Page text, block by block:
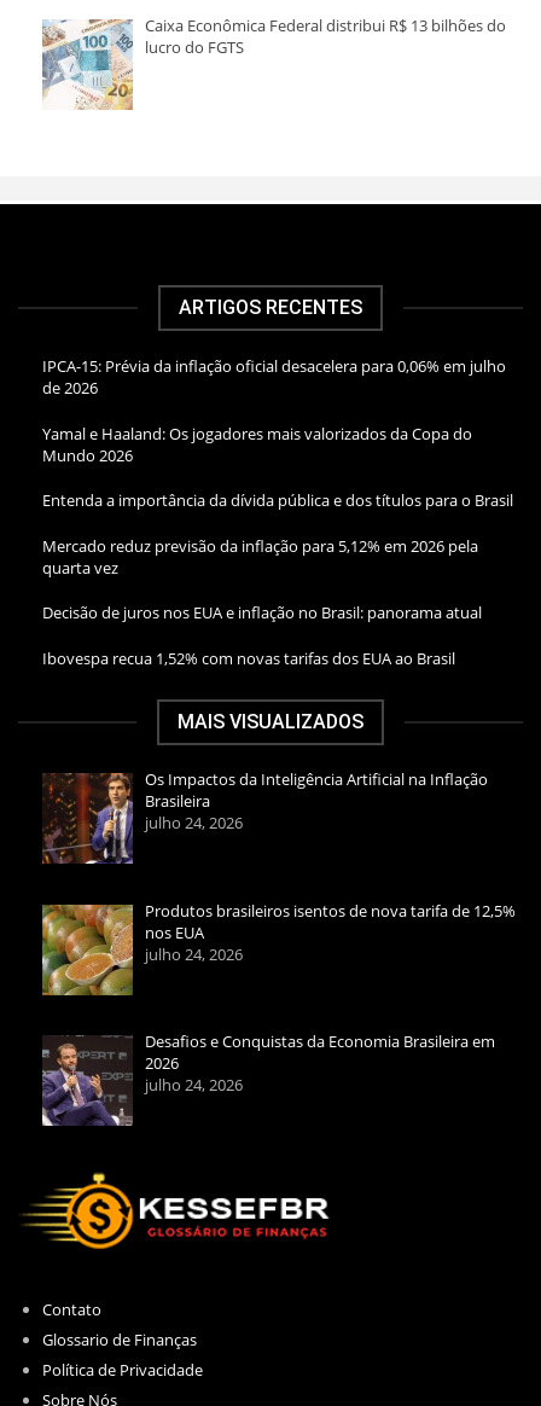
Caixa Econômica Federal distribui R$ 13 bilhões do
lucro do FGTS
ARTIGOS RECENTES
IPCA-15: Prévia da inflação oficial desacelera para 0,06% em julho
de 2026
Yamal e Haaland: Os jogadores mais valorizados da Copa do
Mundo 2026
Entenda a importância da dívida pública e dos títulos para o Brasil
Mercado reduz previsão da inflação para 5,12% em 2026 pela
quarta vez
Decisão de juros nos EUA e inflação no Brasil: panorama atual
Ibovespa recua 1,52% com novas tarifas dos EUA ao Brasil
MAIS VISUALIZADOS
Os Impactos da Inteligência Artificial na Inflação
Brasileira
julho 24, 2026
Produtos brasileiros isentos de nova tarifa de 12,5%
nos EUA
julho 24, 2026
Desafios e Conquistas da Economia Brasileira em
2026
julho 24, 2026
Contato
Glossario de Finanças
Política de Privacidade
Sobre Nós